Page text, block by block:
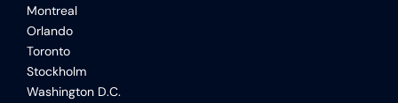
Montreal
Orlando
Toronto
Stockholm
Washington D.C.